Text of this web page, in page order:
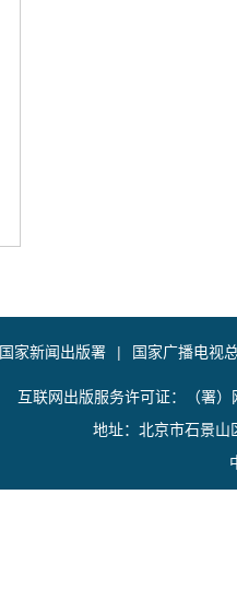
国家新闻出版署 | 国家广播电视
互联网出版服务许可证：（署
地址：北京市石景